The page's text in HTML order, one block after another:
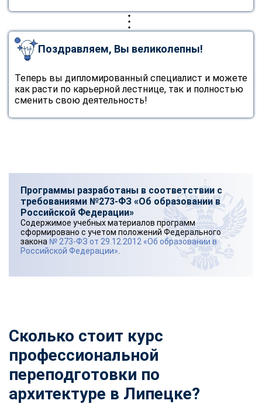
Поздравляем, Вы великолепны!
Теперь вы дипломированный специалист и можете
как расти по карьерной лестнице, так и полностью
сменить свою деятельность!
Программы разработаны в соответствии с
требованиями №273-ФЗ «Об образовании в
Российской Федерации»
Содержимое учебных материалов программ
сформировано с учетом положений Федерального
закона № 273-ФЗ от 29.12.2012 «Об образовании в
Российской Федерации»
Сколько стоит курс
профессиональной
переподготовки по
архитектуре в Липецке?